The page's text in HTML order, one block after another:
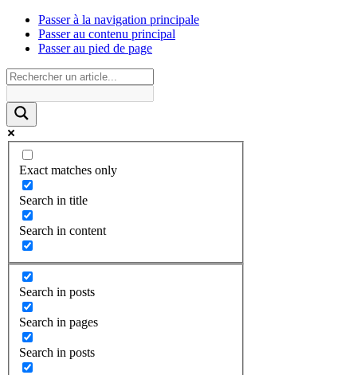
Passer à la navigation principale
Passer au contenu principal
Passer au pied de page
Exact matches only
Search in title
Search in content
Search in posts
Search in pages
Search in posts